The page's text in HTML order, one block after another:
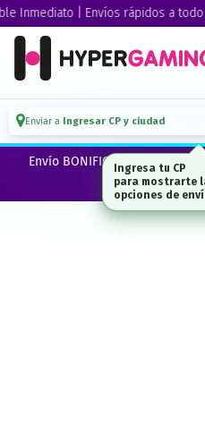
Inmediato | Envíos rápidos a todo
Enviar a Ingresar CP y ciudad
Envío BONIFICADO a CABA ·
Ingresa tu CP
para mostrarte
opciones de